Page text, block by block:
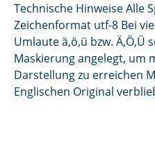
Technische Hinweise Alle
Zeichenformat utf-8 Bei
Umlaute ä,ö,ü bzw. Ä,Ö,Ü
Maskierung angelegt, um
Darstellung zu erreichen
Englischen Original